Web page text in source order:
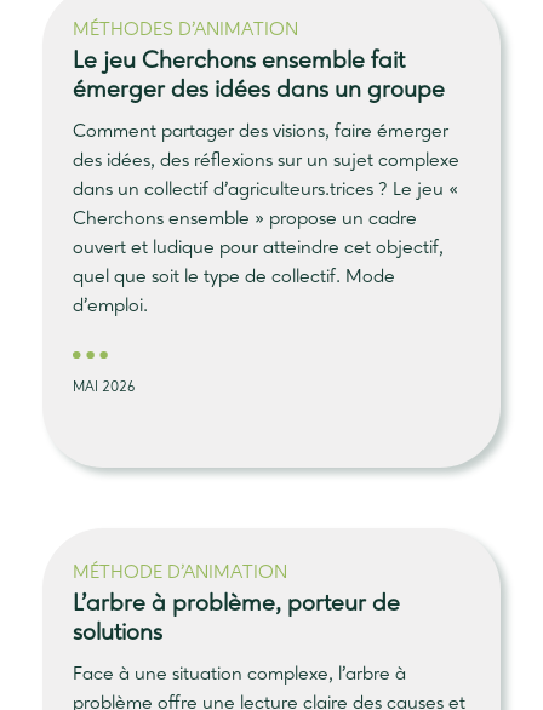
MÉTHODES D'ANIMATION
Le jeu Cherchons ensemble fait
émerger des idées dans un groupe
Comment partager des visions, faire émerger
des idées, des réflexions sur un sujet complexe
dans un collectif d’agriculteurs.trices ? Le jeu «
Cherchons ensemble » propose un cadre
ouvert et ludique pour atteindre cet objectif,
quel que soit le type de collectif. Mode
d’emploi.
MAI 2026
MÉTHODE D'ANIMATION
L'arbre à problème, porteur de
solutions
Face à une situation complexe, l’arbre à
problème offre une lecture claire des causes et